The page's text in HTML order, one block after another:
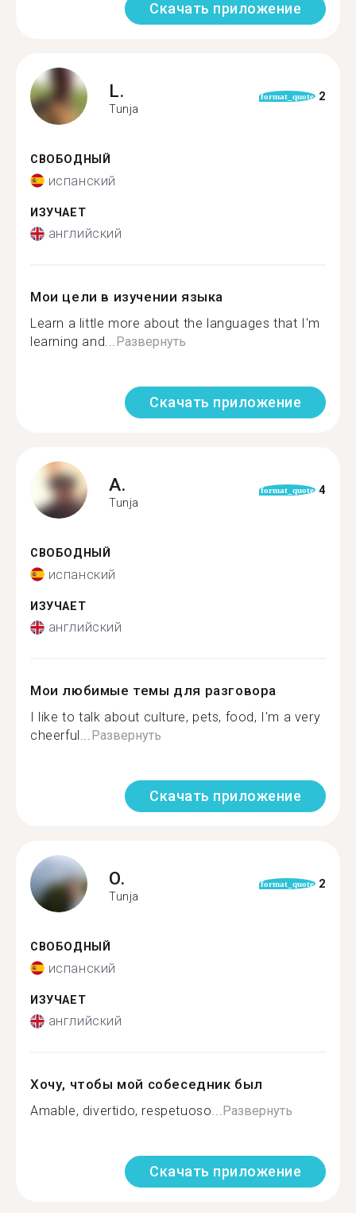
Скачать приложение
L.
Tunja
format_quote 2
СВОБОДНЫЙ
испанский
ИЗУЧАЕТ
английский
Мои цели в изучении языка
Learn a little more about the languages that I'm
learning and...Развернуть
Скачать приложение
A.
Tunja
format_quote 4
СВОБОДНЫЙ
испанский
ИЗУЧАЕТ
английский
Мои любимые темы для разговора
I like to talk about culture, pets, food, I'm a very
cheerful...Развернуть
Скачать приложение
O.
Tunja
format_quote 2
СВОБОДНЫЙ
испанский
ИЗУЧАЕТ
английский
Хочу, чтобы мой собеседник был
Amable, divertido, respetuoso...Развернуть
Скачать приложение